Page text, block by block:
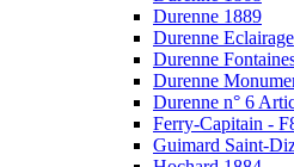
Durenne 1889
Durenne Eclairage
Durenne
Durenne
Durenne n° 6
Ferry-Capitain -
Guimard Saint-